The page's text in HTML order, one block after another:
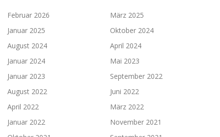
Februar 2026
März 2025
Januar 2025
Oktober 2024
August 2024
April 2024
Januar 2024
Mai 2023
Januar 2023
September 2022
August 2022
Juni 2022
April 2022
März 2022
Januar 2022
November 2021